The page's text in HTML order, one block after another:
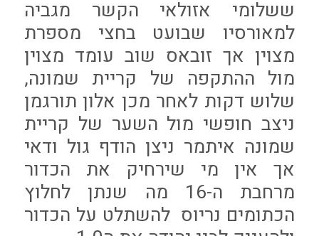
ששלומי אזולאי הקשר מגביה
למאורסיו שבועט בחצי מספרת
מצוין אך זובאס שוב עומד מצוין
מול ההתקפה של קריית שמונה,
שלוש דקות לאחר מכן אלון תורגמן
ניצב חופשי מול השער של קריית
שמונה איתמר ניצן הודף גול ודאי
אך אין מי שירחיק את הכדור
מרחבת ה-16 מה שנתן לחלוץ
הכתומים נריוס להשתלט על הכדור